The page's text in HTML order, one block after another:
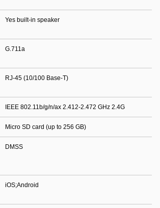
Yes built-in speaker
G.711a
RJ-45 (10/100 Base-T)
IEEE 802.11b/g/n/ax 2.412-2.472 GHz 2.4G
Micro SD card (up to 256 GB)
DMSS
iOS;Android